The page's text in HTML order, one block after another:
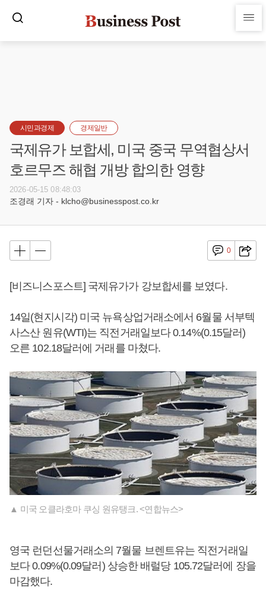
시민과경제 경제일반
국제유가 보합세, 미국 중국 무역협상서
호르무즈 해협 개방 합의한 영향
2026-05-15 08:48:03
조경래 기자 - klcho@businesspost.co.kr
0
[비즈니스포스트] 국제유가가 강보합세를 보였다.
14일(현지시각) 미국 뉴욕상업거래소에서 6월물 서부텍
사스산 원유(WTI)는 직전거래일보다 0.14%(0.15달러)
오른 102.18달러에 거래를 마쳤다.
▲ 미국 오클라호마 쿠싱 원유탱크. <연합뉴스>
영국 런던선물거래소의 7월물 브렌트유는 직전거래일
보다 0.09%(0.09달러) 상승한 배럴당 105.72달러에 장을
마감했다.